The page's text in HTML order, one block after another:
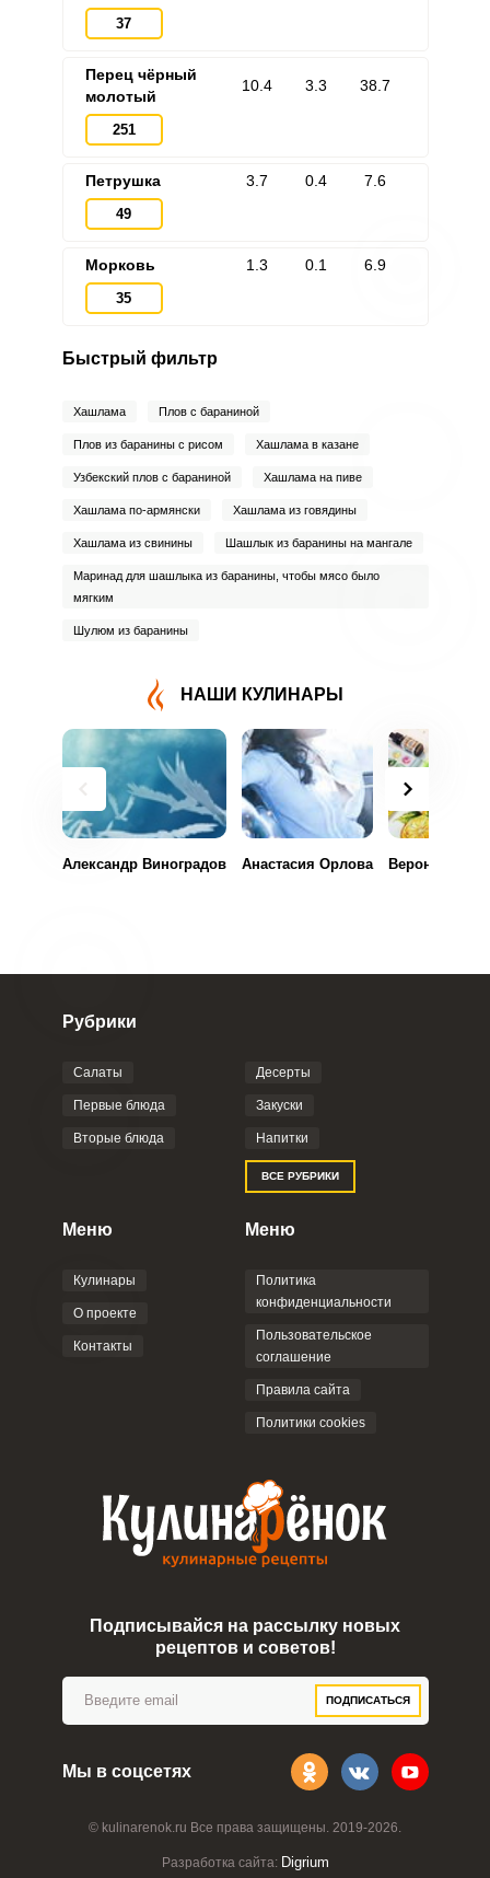
37
Перец чёрный
молотый
251
10.4 3.3 38.7
Петрушка
49
3.7 0.4 7.6
Морковь
35
1.3 0.1 6.9
Быстрый фильтр
Хашлама Плов с бараниной
Плов из баранины с рисом Хашлама в казане
Узбекский плов с бараниной Хашлама на пиве
Хашлама по-армянски Хашлама из говядины
Хашлама из свинины Шашлык из баранины на мангале
Маринад для шашлыка из баранины, чтобы мясо было
мягким
Шулюм из баранины
НАШИ КУЛИНАРЫ
Александр Виноградов Анастасия Орлова Вероника
© kulinarenok.ru Все права защищены. 2019-2026.
Разработка сайта: Digrium
Рубрики
Салаты
Первые блюда
Вторые блюда
Десерты
Закуски
Напитки
ВСЕ РУБРИКИ
Меню
Кулинары
О проекте
Контакты
Меню
Политика
конфиденциальности
Пользовательское
соглашение
Правила сайта
Политики cookies
Подписывайся на рассылку новых
рецептов и советов!
ПОДПИСАТЬСЯ
Мы в соцсетях
ВХОД НА САЙТ РЕГИСТРАЦИЯ
с помощью социальных сетей: